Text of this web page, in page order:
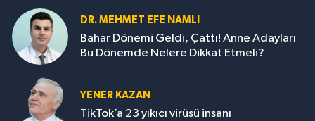
DR. MEHMET EFE NAMLI
Bahar Dönemi Geldi, Çattı! Anne Adayları
Bu Dönemde Nelere Dikkat Etmeli?
YENER KAZAN
TikTok’a 23 yıkıcı virüsü insanı